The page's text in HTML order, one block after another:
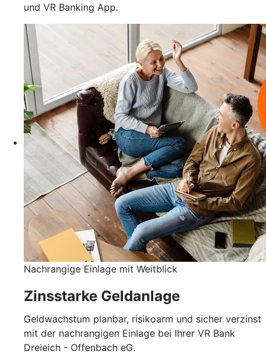
und VR Banking App.
Nachrangige Einlage mit Weitblick
Zinsstarke Geldanlage
Geldwachstum planbar, risikoarm und sicher verzinst
mit der nachrangigen Einlage bei Ihrer VR Bank
Dreieich - Offenbach eG.